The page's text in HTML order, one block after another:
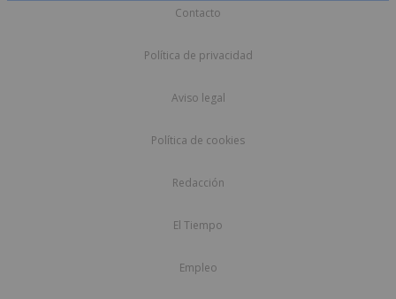
Contacto
Política de privacidad
Aviso legal
Política de cookies
Redacción
El Tiempo
Empleo